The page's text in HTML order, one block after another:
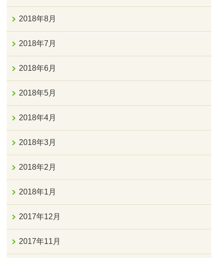
2018年8月
2018年7月
2018年6月
2018年5月
2018年4月
2018年3月
2018年2月
2018年1月
2017年12月
2017年11月